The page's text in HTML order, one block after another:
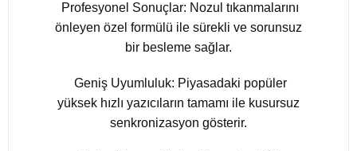
Profesyonel Sonuçlar: Nozul tıkanmalarını
önleyen özel formülü ile sürekli ve sorunsuz
bir besleme sağlar.
Geniş Uyumluluk: Piyasadaki popüler
yüksek hızlı yazıcıların tamamı ile kusursuz
senkronizasyon gösterir.